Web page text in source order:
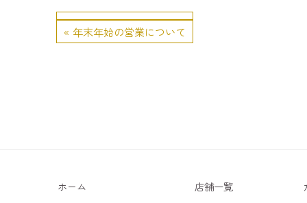
« 年末年始の営業について
ホーム
店舗一覧